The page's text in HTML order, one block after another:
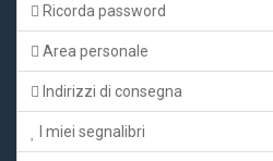
Ricorda password
Area personale
Indirizzi di consegna
I miei segnalibri